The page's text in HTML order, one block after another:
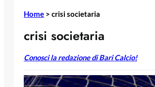
Home > crisi societaria
crisi societaria
Conosci la redazione di Bari Calcio!